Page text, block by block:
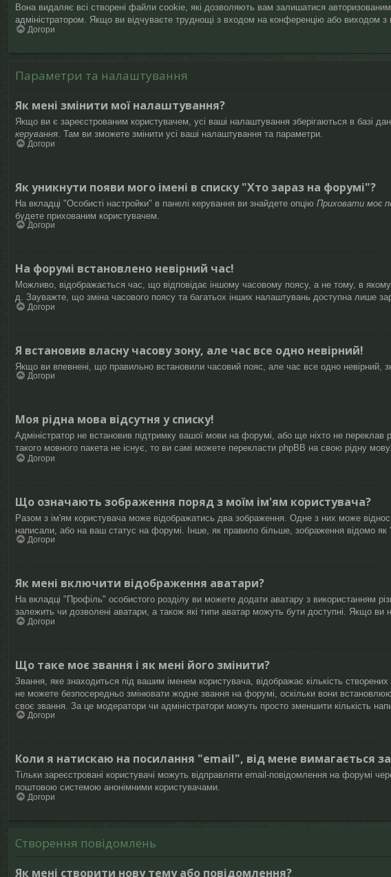
Вона видаляє всі створені файли cookie, які дозволяють вам залишатися
адміністратором. Якщо ви відчуваєте труднощі з входом на конференцію або виходом
Догори
Параметри та налаштування
Як мені змінити мої налаштування?
Якщо ви є зареєстрованим користувачем, усі ваші налаштування зберігаються в базі
керування. Там ви зможете змінити усі ваші налаштування та параметри.
Догори
Як уникнути появи мого імені в списку "Хто зараз на форумі"?
На вкладці "Особисті настройки" в панелі керування ви знайдете опцію Приховати моє
будете прихованим користувачем.
Догори
На форумі встановлено невірний час!
Можливо, відображається час, що відповідає іншому часовому поясу, а не тому, в
д. Зауважте, що зміна часового поясу та багатьох інших налаштувань доступна лише
Догори
Я встановив власну часову зону, але час все одно невірний!
Якщо ви впевнені, що правильно встановили часовий пояс, але час все одно невірний,
Догори
Моя рідна мова відсутня у списку!
Адміністратор не встановив підтримку вашої мови на форумі, або ще ніхто не
такого мовного пакета не існує, то ви самі можете перекласти phpBB на свою рідну
Догори
Що означають зображення поряд з моїм ім'ям користувача?
Разом з ім'ям користувача може відображатись два зображення. Одне з них може
написали, або на ваш статус на форумі. Інше, як правило більше, зображення відомо як
Догори
Як мені включити відображення аватари?
На вкладці "Профіль" особистого розділу ви можете додати аватару з використанням
залежить чи дозволені аватари, а також які типи аватар можуть бути доступні. Якщо
Догори
Що таке моє звання і як мені його змінити?
Звання, яке знаходиться під вашим іменем користувача, відображає кількість
не можете безпосередньо змінювати жодне звання на форумі, оскільки вони
своє звання. За це модератори чи адміністратори можуть просто зменшити кількість
Догори
Коли я натискаю на посилання "email", від мене вимагається
Тільки зареєстровані користувачі можуть відправляти email-повідомлення на форумі
поштовою системою анонімними користувачами.
Догори
Створення повідомлень
Як мені створити нову тему або повідомлення?